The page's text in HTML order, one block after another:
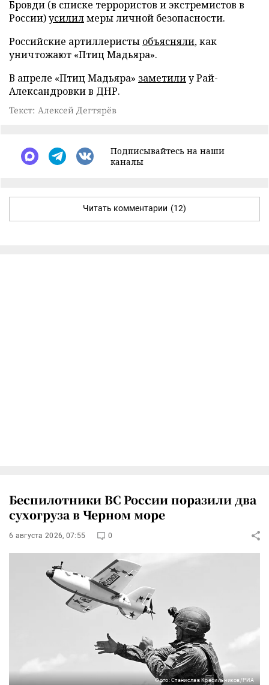
Бровди (в списке террористов и экстремистов в
России)усилилмеры личной безопасности.
Российские артиллеристы объясняли, как
уничтожают «Птиц Мадьяра».
В апреле «Птиц Мадьяра» заметилиу Рай-
Александровки в ДНР.
Текст: Алексей Дегтярёв
Подписывайтесь на наши
каналы
Читать комментарии (12)
Беспилотники ВС России поразили два
сухогруза в Черном море
6 августа 2026, 07:55 0
Фото: Станислав Красильников/РИА